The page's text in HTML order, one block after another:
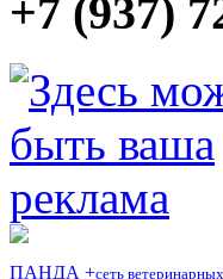
+7 (937)